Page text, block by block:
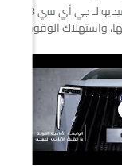
واستهلاك الوقود والمزيد.